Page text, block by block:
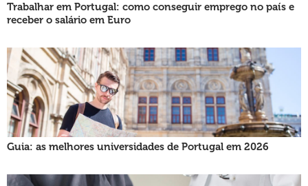
Trabalhar em Portugal: como conseguir emprego no país e
receber o salário em Euro
Guia: as melhores universidades de Portugal em 2026